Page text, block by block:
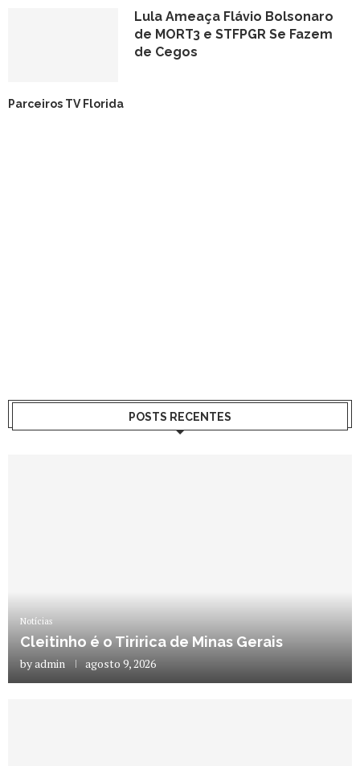
Lula Ameaça Flávio Bolsonaro
de MORT3 e STFPGR Se Fazem
de Cegos
Parceiros TV Florida
POSTS RECENTES
Notícias
Cleitinho é o Tiririca de Minas Gerais
byadmin agosto 9, 2026